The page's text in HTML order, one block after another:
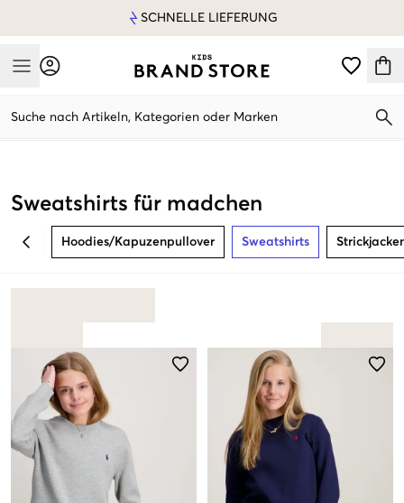
SCHNELLE LIEFERUNG
Mobile Menu
Suche nach Artikeln, Kategorien oder Marken
Sweatshirts für madchen
BACK Hoodies/Kapuzenpullover Sweatshirts